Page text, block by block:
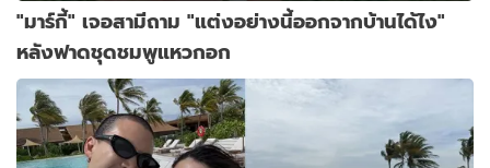
"มาร์กี้" เจอสามีถาม "แต่งอย่างนี้ออกจากบ้านได้ไง"
หลังฟาดชุดชมพูแหวกอก